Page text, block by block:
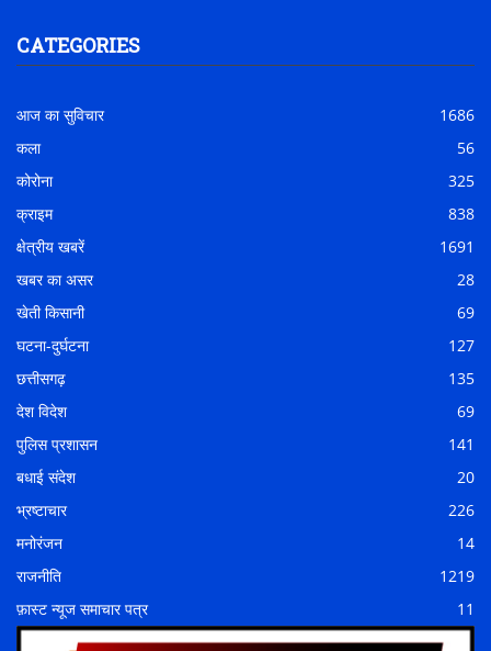
CATEGORIES
आज का सुविचार
1686
कला
56
कोरोना
325
क्राइम
838
क्षेत्रीय खबरें
1691
खबर का असर
28
खेती किसानी
69
घटना-दुर्घटना
127
छत्तीसगढ़
135
देश विदेश
69
पुलिस प्रशासन
141
बधाई संदेश
20
भ्रष्टाचार
226
मनोरंजन
14
राजनीति
1219
फ़ास्ट न्यूज समाचार पत्र
11